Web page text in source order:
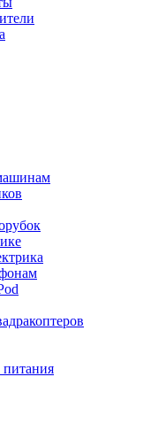
питания